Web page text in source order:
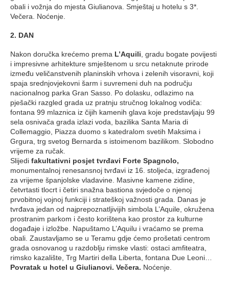
obali i vožnja do mjesta Giulianova. Smještaj u hotelu s 3*.
Večera. Noćenje.
2. DAN
Nakon doručka krećemo prema L’Aquili, gradu bogate povijesti
i impresivne arhitekture smještenom u srcu netaknute prirode
između veličanstvenih planinskih vrhova i zelenih visoravni, koji
spaja srednjovjekovni šarm i suvremeni duh na području
nacionalnog parka Gran Sasso. Po dolasku, odlazimo na
pješački razgled grada uz pratnju stručnog lokalnog vodiča:
fontana 99 mlaznica iz čijih kamenih glava koje predstavljaju 99
sela osnivača grada izlazi voda, bazilika Santa Maria di
Collemaggio, Piazza duomo s katedralom svetih Maksima i
Grgura, trg svetog Bernarda s istoimenom bazilikom. Slobodno
vrijeme za ručak.
Slijedi fakultativni posjet tvrđavi Forte Spagnolo,
monumentalnoj renesansnoj tvrđavi iz 16. stoljeća, izgrađenoj
za vrijeme španjolske vladavine. Masivne kamene zidine,
četvrtasti tlocrt i četiri snažna bastiona svjedoče o njenoj
prvobitnoj vojnoj funkciji i strateškoj važnosti grada. Danas je
tvrđava jedan od najprepoznatljivijih simbola L’Aquile, okružena
prostranim parkom i često korištena kao prostor za kulturne
događaje i izložbe. Napuštamo L’Aquilu i vraćamo se prema
obali. Zaustavljamo se u Teramu gdje ćemo prošetati centrom
grada osnovanog u razdoblju rimske vlasti: ostaci amfiteatra,
rimsko kazalište, Trg Martiri della Liberta, fontana Due Leoni…
Povratak u hotel u Giulianovi. Večera. Noćenje.